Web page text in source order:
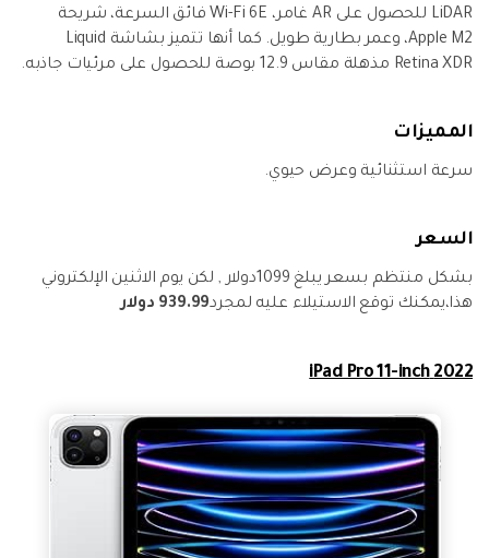
LiDAR للحصول على AR غامر، Wi-Fi 6E فائق السرعة، شريحة
Apple M2، وعمر بطارية طويل. كما أنها تتميز بشاشة Liquid
Retina XDR مذهلة مقاس 12.9 بوصة للحصول على مرئيات جاذبه.
المميزات
سرعة استثنائية وعرض حيوي.
السعر
بشكل منتظم بسعر يبلغ 1099دولار , لكن يوم الاثنين الإلكتروني
هذا،يمكنك توقع الاستيلاء عليه لمجرد939.99 دولار
2022 iPad Pro 11-inch